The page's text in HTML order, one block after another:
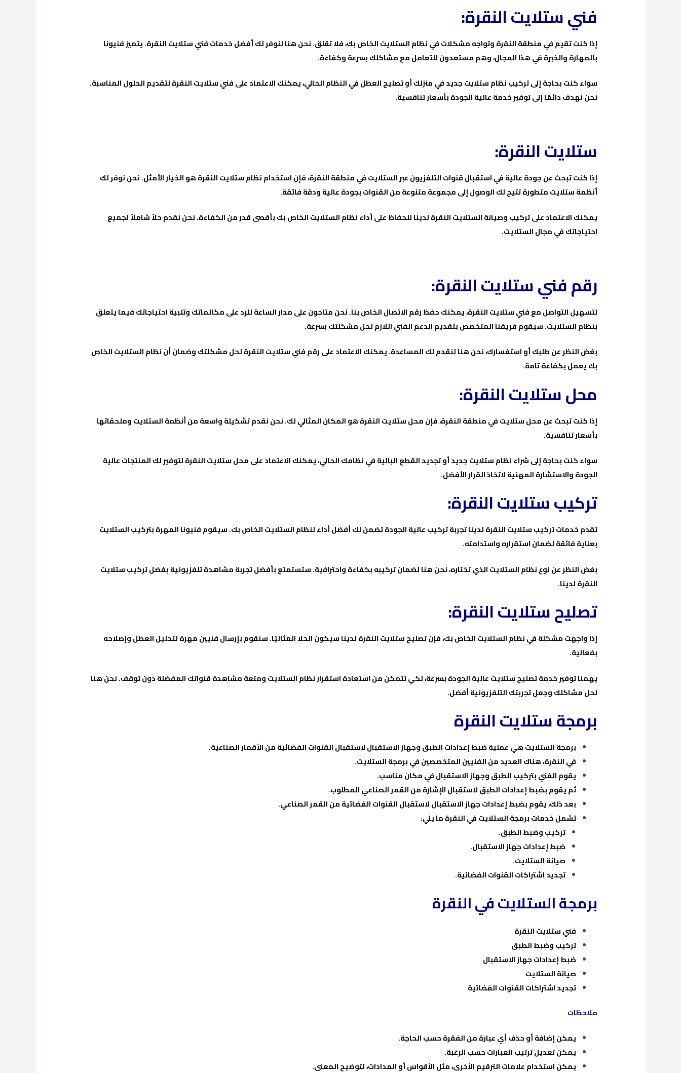
فني ستلايت النقرة:
إذا كنت تقيم في منطقة النقرة وتواجه مشكلات في نظام الستلايت الخاص بك، فلا تقلق. نحن هنا لنوفر لك أفضل خدمات فني ستلايت النقرة. يتميز فنيونا
بالمهارة والخبرة في هذا المجال، وهم مستعدون للتعامل مع مشاكلك بسرعة وكفاءة.
سواء كنت بحاجة إلى تركيب نظام ستلايت جديد في منزلك أو تصليح العطل في النظام الحالي، يمكنك الاعتماد على فني ستلايت النقرة لتقديم الحلول المناسبة.
نحن نهدف دائمًا إلى توفير خدمة عالية الجودة بأسعار تنافسية.
ستلايت النقرة:
إذا كنت تبحث عن جودة عالية في استقبال قنوات التلفزيون عبر الستلايت في منطقة النقرة، فإن استخدام نظام ستلايت النقرة هو الخيار الأمثل. نحن نوفر لك
أنظمة ستلايت متطورة تتيح لك الوصول إلى مجموعة متنوعة من القنوات بجودة عالية ودقة فائقة.
يمكنك الاعتماد على تركيب وصيانة الستلايت النقرة لدينا للحفاظ على أداء نظام الستلايت الخاص بك بأقصى قدر من الكفاءة. نحن نقدم حلاً شاملاً لجميع
احتياجاتك في مجال الستلايت.
رقم فني ستلايت النقرة:
لتسهيل التواصل مع فني ستلايت النقرة، يمكنك حفظ رقم الاتصال الخاص بنا. نحن متاحون على مدار الساعة للرد على مكالماتك وتلبية احتياجاتك فيما يتعلق
بنظام الستلايت. سيقوم فريقنا المتخصص بتقديم الدعم الفني اللازم لحل مشكلتك بسرعة.
بغض النظر عن طلبك أو استفسارك، نحن هنا لنقدم لك المساعدة. يمكنك الاعتماد على رقم فني ستلايت النقرة لحل مشكلتك وضمان أن نظام الستلايت الخاص
بك يعمل بكفاءة تامة.
محل ستلايت النقرة:
إذا كنت تبحث عن محل ستلايت في منطقة النقرة، فإن محل ستلايت النقرة هو المكان المثالي لك. نحن نقدم تشكيلة واسعة من أنظمة الستلايت وملحقاتها
بأسعار تنافسية.
سواء كنت بحاجة إلى شراء نظام ستلايت جديد أو تجديد القطع البالية في نظامك الحالي، يمكنك الاعتماد على محل ستلايت النقرة لتوفير لك المنتجات عالية
الجودة والاستشارة المهنية لاتخاذ القرار الأفضل.
تركيب ستلايت النقرة:
تقدم خدمات تركيب ستلايت النقرة لدينا تجربة تركيب عالية الجودة تضمن لك أفضل أداء لنظام الستلايت الخاص بك. سيقوم فنيونا المهرة بتركيب الستلايت
بعناية فائقة لضمان استقراره واستدامته.
بغض النظر عن نوع نظام الستلايت الذي تختاره، نحن هنا لضمان تركيبه بكفاءة واحترافية. ستستمتع بأفضل تجربة مشاهدة تلفزيونية بفضل تركيب ستلايت
النقرة لدينا.
تصليح ستلايت النقرة:
إذا واجهت مشكلة في نظام الستلايت الخاص بك، فإن تصليح ستلايت النقرة لدينا سيكون الحلا المثاليًا. سنقوم بإرسال فنيين مهرة لتحليل العطل وإصلاحه
بفعالية.
يهمنا توفير خدمة تصليح ستلايت عالية الجودة بسرعة، لكي تتمكن من استعادة استقرار نظام الستلايت ومتعة مشاهدة قنواتك المفضلة دون توقف. نحن هنا
لحل مشاكلك وجعل تجربتك التلفزيونية أفضل.
برمجة ستلايت النقرة
برمجة الستلايت هي عملية ضبط إعدادات الطبق وجهاز الاستقبال لاستقبال القنوات الفضائية من الأقمار الصناعية.
في النقرة، هناك العديد من الفنيين المتخصصين في برمجة الستلايت.
يقوم الفني بتركيب الطبق وجهاز الاستقبال في مكان مناسب.
ثم يقوم بضبط إعدادات الطبق لاستقبال الإشارة من القمر الصناعي المطلوب.
بعد ذلك، يقوم بضبط إعدادات جهاز الاستقبال لاستقبال القنوات الفضائية من القمر الصناعي.
تشمل خدمات برمجة الستلايت في النقرة ما يلي:
تركيب وضبط الطبق.
ضبط إعدادات جهاز الاستقبال.
صيانة الستلايت.
تجديد اشتراكات القنوات الفضائية.
برمجة الستلايت في النقرة
فني ستلايت النقرة
تركيب وضبط الطبق
ضبط إعدادات جهاز الاستقبال
صيانة الستلايت
تجديد اشتراكات القنوات الفضائية
ملاحظات
يمكن إضافة أو حذف أي عبارة من الفقرة حسب الحاجة.
يمكن تعديل ترتيب العبارات حسب الرغبة.
يمكن استخدام علامات الترقيم الأخرى، مثل الأقواس أو المدادات، لتوضيح المعنى.